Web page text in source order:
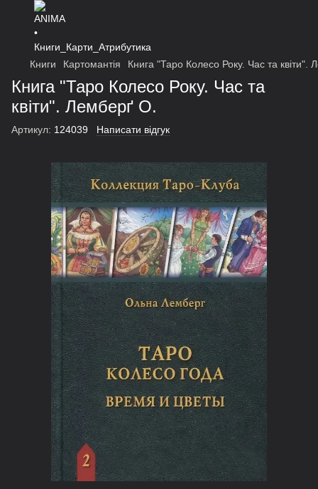
Книги Картомантія Книга "Таро Колесо Року. Час та квіти".
Книга "Таро Колесо Року. Час та
квіти". Лемберґ О.
Артикул: 124039 Написати відгук